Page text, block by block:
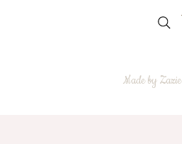
Made by Zazie